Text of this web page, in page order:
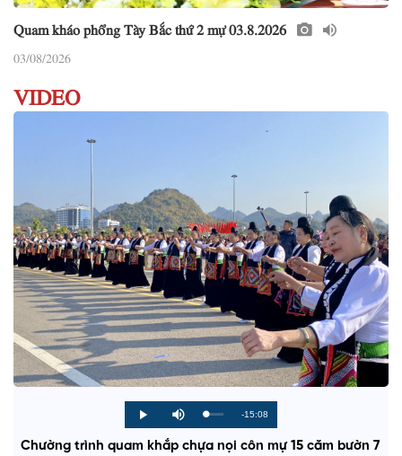
Quam kháo phổng Tày Bắc thứ 2 mự 03.8.2026
03/08/2026
VIDEO
P
l
M
u
e
L
d
e
P
r
g
R
e
-15:08
Chường trình quam khắp chựa nọi côn mự 15 căm bườn 7